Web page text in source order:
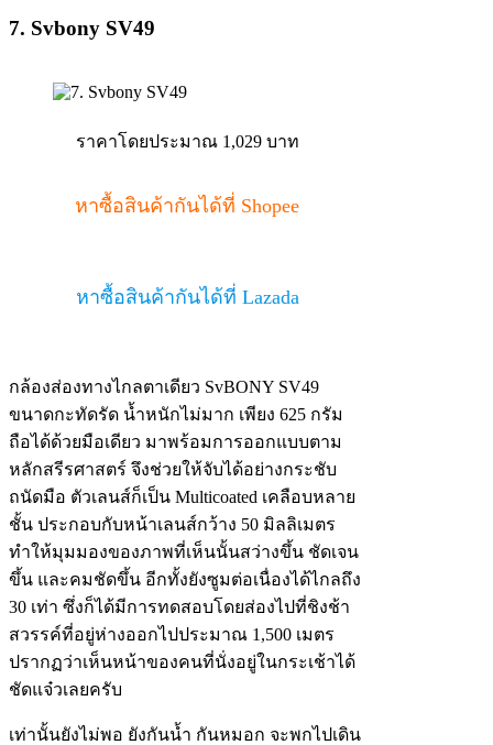
7. Svbony SV49
ราคาโดยประมาณ 1,029 บาท
หาซื้อสินค้ากันได้ที่ Shopee
หาซื้อสินค้ากันได้ที่ Lazada
กล้องส่องทางไกลตาเดียว SvBONY SV49
ขนาดกะทัดรัด น้ำหนักไม่มาก เพียง 625 กรัม
ถือได้ด้วยมือเดียว มาพร้อมการออกแบบตาม
หลักสรีรศาสตร์ จึงช่วยให้จับได้อย่างกระชับ
ถนัดมือ ตัวเลนส์ก็เป็น Multicoated เคลือบหลาย
ชั้น ประกอบกับหน้าเลนส์กว้าง 50 มิลลิเมตร
ทำให้มุมมองของภาพที่เห็นนั้นสว่างขึ้น ชัดเจน
ขึ้น และคมชัดขึ้น อีกทั้งยังซูมต่อเนื่องได้ไกลถึง
30 เท่า ซึ่งก็ได้มีการทดสอบโดยส่องไปที่ชิงช้า
สวรรค์ที่อยู่ห่างออกไปประมาณ 1,500 เมตร
ปรากฏว่าเห็นหน้าของคนที่นั่งอยู่ในกระเช้าได้
ชัดแจ๋วเลยครับ
เท่านั้นยังไม่พอ ยังกันน้ำ กันหมอก จะพกไปเดิน